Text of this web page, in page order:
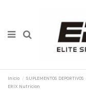
Inicio SUPLEMENTOS DEPORTIVOS
ERIX Nutricion